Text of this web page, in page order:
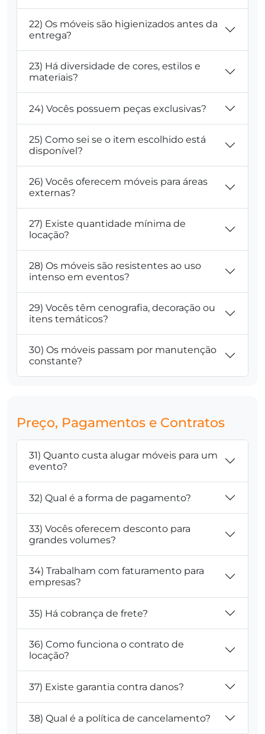
22) Os móveis são higienizados antes da
entrega?
23) Há diversidade de cores, estilos e
materiais?
24) Vocês possuem peças exclusivas?
25) Como sei se o item escolhido está
disponível?
26) Vocês oferecem móveis para áreas
externas?
27) Existe quantidade mínima de
locação?
28) Os móveis são resistentes ao uso
intenso em eventos?
29) Vocês têm cenografia, decoração ou
itens temáticos?
30) Os móveis passam por manutenção
constante?
Preço, Pagamentos e Contratos
31) Quanto custa alugar móveis para um
evento?
32) Qual é a forma de pagamento?
33) Vocês oferecem desconto para
grandes volumes?
34) Trabalham com faturamento para
empresas?
35) Há cobrança de frete?
36) Como funciona o contrato de
locação?
37) Existe garantia contra danos?
38) Qual é a política de cancelamento?